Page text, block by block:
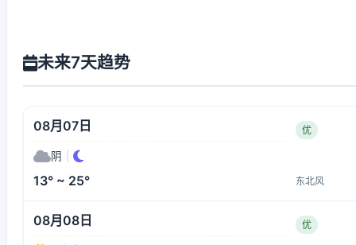
未来7天趋势
08月07日 优
阴
13° ~ 25° 东北风
08月08日 优